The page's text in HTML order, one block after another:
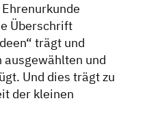
Überschrift
trägt und
und
Und dies trägt zu
der kleinen